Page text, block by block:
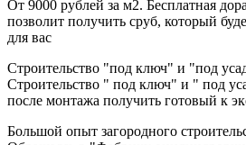
От 9000 рублей за м2. Бесплатная
позволит получить сруб, который
для вас
Строительство "под ключ" и "под
Строительство " под ключ" и " под
после монтажа получить готовый к
Большой опыт загородного